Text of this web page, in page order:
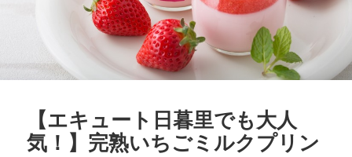
【エキュート日暮里でも大人
気！】完熟いちごミルクプリン